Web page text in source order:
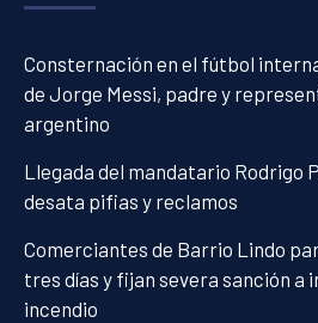
Consternación en el fútbol
de Jorge Messi, padre y
argentino
Llegada del mandatario Rodrigo
desata pifias y reclamos
Comerciantes de Barrio Lindo
tres días y fijan severa sanción
incendio